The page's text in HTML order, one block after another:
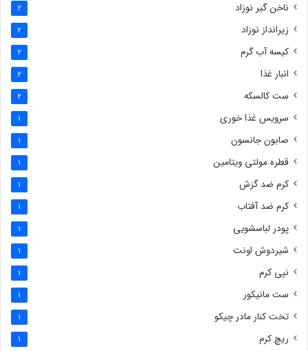
ناخن گیر نوزاد 2
زیرانداز نوزاد 2
کیسه آب گرم 2
انبار غذا 2
ست کالسکه 2
سرویس غذا خوری 1
صابون جانسون 1
قطره مولتی ویتامین 1
کرم ضد گزش 1
کرم ضد آفتاب 1
پودر لباسشویی 1
شیردوش اونت 1
نپی کرم 1
ست مانیکور 1
تخت کنار مادر چیکو 1
ریچ کرم 1